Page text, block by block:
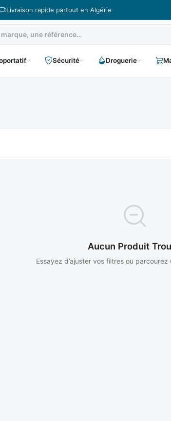
Livraison rapide partout en Algérie
Sécurité Droguerie
Aucun Produit
Essayez d’ajuster vos filtres ou